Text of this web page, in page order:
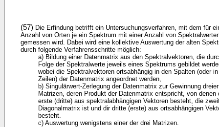
(57) Die Erfindung betrifft ein Untersuchungsverfahren, mit dem für
Anzahl von Orten je ein Spektrum mit einer Anzahl von
gemessen wird. Dabei wird eine kollektive Auswertung der alten
durch folgende Verfahrensschritte möglich:
a) Bildung einer Datenmatrix aus den Spektralvektoren, die
Folge der Spektralwerte jeweils eines Spektrums gebildet
wobei die Spektralvektoren ortsabhängig in den Spalten (oder
Zeilen) der Datenmatrix angeordnet werden,
b) Singulärwert-Zerlegung der Datenmatrix zur Gewinnung dreier
Matrizen, deren Produkt der Datenmatrix entspricht, von denen
erste (dritte) aus spektralabhängigen Vektoren besteht, die
Diagonalmatrix ist und dir dritte (erste) aus ortsabhängigen
besteht.
c) Auswertung wenigstens einer der drei Matrizen.